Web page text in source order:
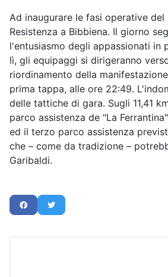
Ad inaugurare le fasi operative
Resistenza a Bibbiena. Il giorno
l'entusiasmo degli appassionati in
lì, gli equipaggi si dirigeranno
riordinamento della
prima tappa, alle ore 22:49.
delle tattiche di gara. Sugli 11,41
parco assistenza de "La
ed il terzo parco assistenza
che – come da tradizione –
Garibaldi.